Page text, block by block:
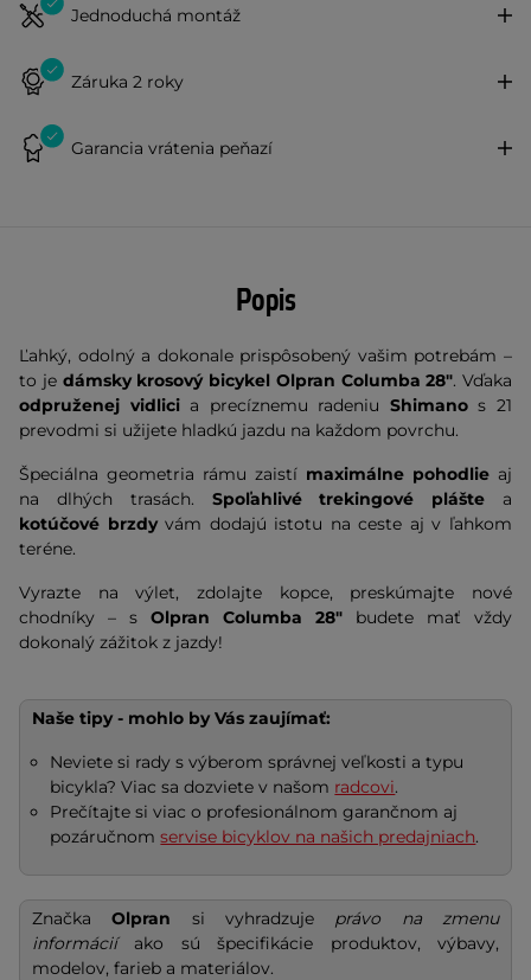
Jednoduchá montáž
Záruka 2 roky
Garancia vrátenia peňazí
Popis
Ľahký, odolný a dokonale prispôsobený vašim potrebám –
to je dámsky krosový bicykel Olpran Columba 28". Vďaka
odpruženej vidlicia precíznemu radeniu Shimanos 21
prevodmi si užijete hladkú jazdu na každom povrchu.
Špeciálna geometria rámu zaistí maximálne pohodlie aj
na dlhých trasách. Spoľahlivé trekingové plášte a
kotúčové brzdyvám dodajú istotu na ceste aj v ľahkom
teréne.
Vyrazte na výlet, zdolajte kopce, preskúmajte nové
chodníky – s Olpran Columba 28" budete mať vždy
dokonalý zážitok z jazdy!
Naše tipy - mohlo by Vás zaujímať:
Neviete si rady s výberom správnej veľkosti a typu
bicykla? Viac sa dozviete v našom radcovi.
Prečítajte si viac o profesionálnom garančnom aj
pozáručnomservise bicyklov na našich predajniach.
ZnačkaOlpran si vyhradzuje právo na zmenu
informáciíako sú špecifikácie produktov, výbavy,
modelov, farieb a materiálov.